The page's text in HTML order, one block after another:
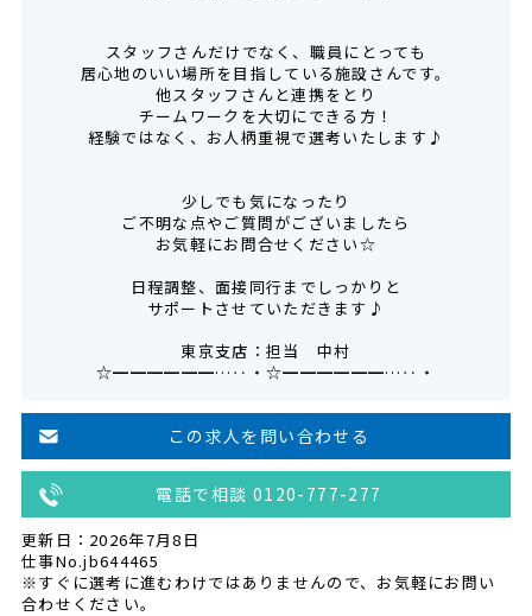
スタッフさんだけでなく、職員にとっても
居心地のいい場所を目指している施設さんです。
他スタッフさんと連携をとり
チームワークを大切にできる方！
経験ではなく、お人柄重視で選考いたします♪
少しでも気になったり
ご不明な点やご質問がございましたら
お気軽にお問合せください☆
日程調整、面接同行までしっかりと
サポートさせていただきます♪
東京支店：担当 中村
☆━━━━━━…‥・☆━━━━━━…‥・
この求人を問い合わせる
電話で相談 0120-777-277
更新日：2026年7月8日
仕事No.jb644465
※すぐに選考に進むわけではありませんので、お気軽にお問い
合わせください。